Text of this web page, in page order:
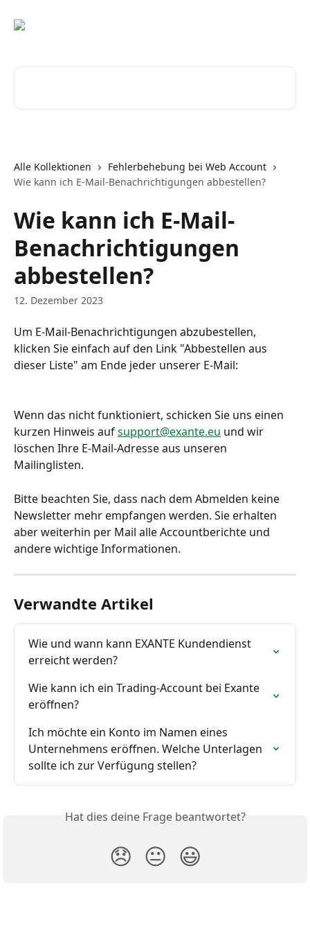
Alle Kollektionen
Fehlerbehebung bei Web Account
Wie kann ich E-Mail-Benachrichtigungen abbestellen?
Wie kann ich E-Mail-
Benachrichtigungen
abbestellen?
12. Dezember 2023
Um E-Mail-Benachrichtigungen abzubestellen,
klicken Sie einfach auf den Link "Abbestellen aus
dieser Liste" am Ende jeder unserer E-Mail:
Wenn das nicht funktioniert, schicken Sie uns einen
kurzen Hinweis auf support@exante.eu und wir
löschen Ihre E-Mail-Adresse aus unseren
Mailinglisten.
Bitte beachten Sie, dass nach dem Abmelden keine
Newsletter mehr empfangen werden. Sie erhalten
aber weiterhin per Mail alle Accountberichte und
andere wichtige Informationen.
Verwandte Artikel
Wie und wann kann EXANTE Kundendienst
erreicht werden?
Wie kann ich ein Trading-Account bei Exante
eröffnen?
Ich möchte ein Konto im Namen eines
Unternehmens eröffnen. Welche Unterlagen
sollte ich zur Verfügung stellen?
Hat dies deine Frage beantwortet?
😞 😐 😃